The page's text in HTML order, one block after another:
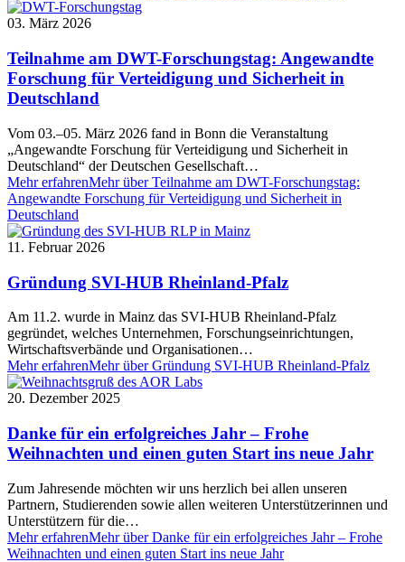
03. März 2026
Teilnahme am DWT-Forschungstag: Angewandte
Forschung für Verteidigung und Sicherheit in
Deutschland
Vom 03.–05. März 2026 fand in Bonn die Veranstaltung
„Angewandte Forschung für Verteidigung und Sicherheit in
Deutschland“ der Deutschen Gesellschaft…
Mehr erfahrenMehr über Teilnahme am DWT-Forschungstag:
Angewandte Forschung für Verteidigung und Sicherheit in
Deutschland
11. Februar 2026
Gründung SVI-HUB Rheinland-Pfalz
Am 11.2. wurde in Mainz das SVI-HUB Rheinland-Pfalz
gegründet, welches Unternehmen, Forschungseinrichtungen,
Wirtschaftsverbände und Organisationen…
Mehr erfahrenMehr über Gründung SVI-HUB Rheinland-Pfalz
20. Dezember 2025
Danke für ein erfolgreiches Jahr – Frohe
Weihnachten und einen guten Start ins neue Jahr
Zum Jahresende möchten wir uns herzlich bei allen unseren
Partnern, Studierenden sowie allen weiteren Unterstützerinnen und
Unterstützern für die…
Mehr erfahrenMehr über Danke für ein erfolgreiches Jahr – Frohe
Weihnachten und einen guten Start ins neue Jahr